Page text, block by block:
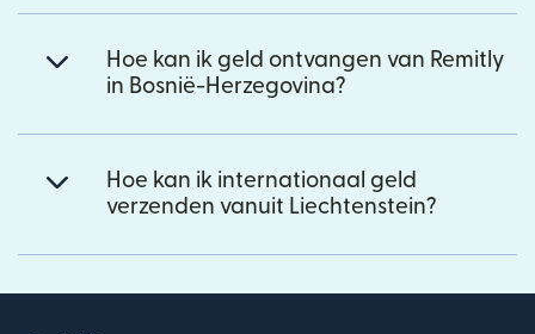
Hoe kan ik geld ontvangen van Remitly
in Bosnië-Herzegovina?
Hoe kan ik internationaal geld
verzenden vanuit Liechtenstein?